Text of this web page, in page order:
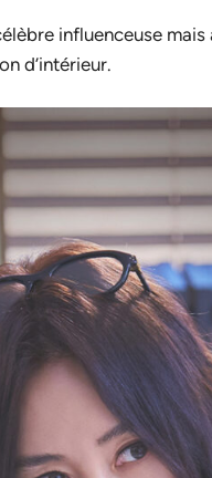
influenceuse
d’intérieur.